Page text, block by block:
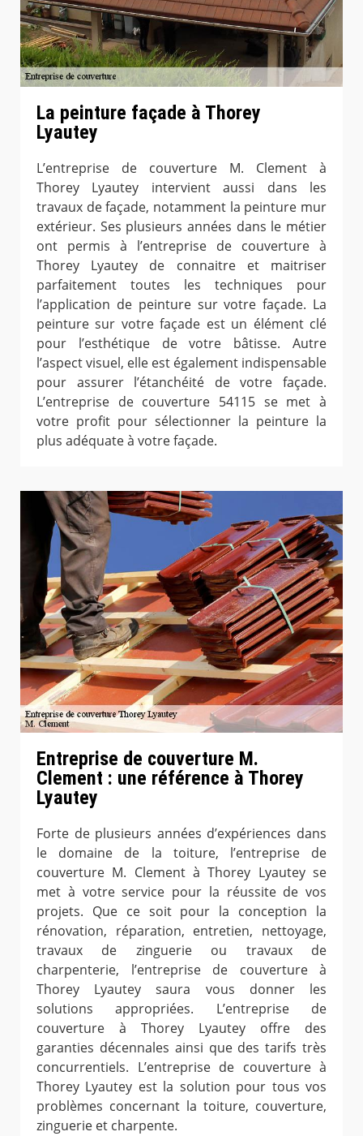
La peinture façade à Thorey
Lyautey
L’entreprise de couverture M. Clement à
Thorey Lyautey intervient aussi dans les
travaux de façade, notamment la peinture mur
extérieur. Ses plusieurs années dans le métier
ont permis à l’entreprise de couverture à
Thorey Lyautey de connaitre et maitriser
parfaitement toutes les techniques pour
l’application de peinture sur votre façade. La
peinture sur votre façade est un élément clé
pour l’esthétique de votre bâtisse. Autre
l’aspect visuel, elle est également indispensable
pour assurer l’étanchéité de votre façade.
L’entreprise de couverture 54115 se met à
votre profit pour sélectionner la peinture la
plus adéquate à votre façade.
Entreprise de couverture M.
Clement : une référence à Thorey
Lyautey
Forte de plusieurs années d’expériences dans
le domaine de la toiture, l’entreprise de
couverture M. Clement à Thorey Lyautey se
met à votre service pour la réussite de vos
projets. Que ce soit pour la conception la
rénovation, réparation, entretien, nettoyage,
travaux de zinguerie ou travaux de
charpenterie, l’entreprise de couverture à
Thorey Lyautey saura vous donner les
solutions appropriées. L’entreprise de
couverture à Thorey Lyautey offre des
garanties décennales ainsi que des tarifs très
concurrentiels. L’entreprise de couverture à
Thorey Lyautey est la solution pour tous vos
problèmes concernant la toiture, couverture,
zinguerie et charpente.